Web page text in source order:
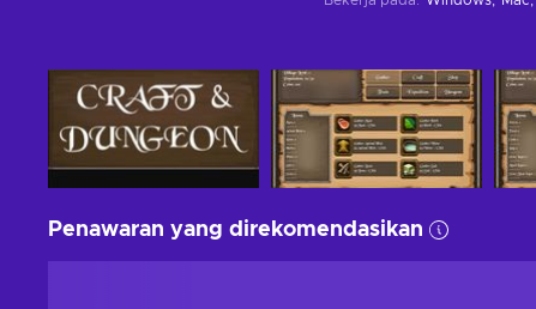
Penawaran yang direkomendasikan